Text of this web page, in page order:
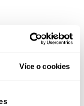
Více o cookies
mikiny